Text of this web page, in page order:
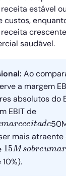
estável
saudável.
Ao
a margem
absolutos do
EBIT de
mareceitade
mais atraente
15Msobreumar